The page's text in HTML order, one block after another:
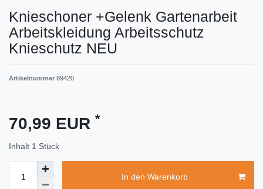
Knieschoner +Gelenk Gartenarbeit
Arbeitskleidung Arbeitsschutz
Knieschutz NEU
Artikelnummer 89420
70,99 EUR *
Inhalt 1 Stück
In den Warenkorb